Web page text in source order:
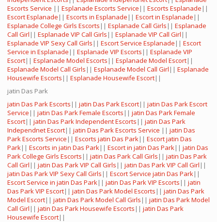
Escorts Service || Esplanade Escorts Service || Escorts Esplanade ||
Escort Esplanade || Escorts in Esplanade || Escort in Esplanade ||
Esplanade College Girls Escorts || Esplanade Call Girls || Esplanade
Call Girl || Esplanade VIP Call Girls || Esplanade VIP Call Girl ||
Esplanade VIP Sexy Call Girls || Escort Service Esplanade || Escort
Service in Esplanade || Esplanade VIP Escorts || Esplanade VIP
Escort|| Esplanade Model Escorts || Esplanade Model Escort||
Esplanade Model Call Girls || Esplanade Model Call Girl || Esplanade
Housewife Escorts || Esplanade Housewife Escort||
jatin Das Park
jatin Das Park Escorts || jatin Das Park Escort|| jatin Das Park Escort
Service || jatin Das Park Female Escorts || jatin Das Park Female
Escort|| jatin Das Park Independent Escorts || jatin Das Park
Independnet Escort|| jatin Das Park Escorts Service || jatin Das
Park Escorts Service || Escorts jatin Das Park|| Escort jatin Das
Park|| Escorts in jatin Das Park|| Escort in jatin Das Park|| jatin Das
Park College Girls Escorts || jatin Das Park Call Girls || jatin Das Park
Call Girl || jatin Das Park VIP Call Girls || jatin Das Park VIP Call Girl ||
jatin Das Park VIP Sexy Call Girls || Escort Service jatin Das Park||
Escort Service in jatin Das Park|| jatin Das Park VIP Escorts || jatin
Das Park VIP Escort|| jatin Das Park Model Escorts || jatin Das Park
Model Escort|| jatin Das Park Model Call Girls || jatin Das Park Model
Call Girl || jatin Das Park Housewife Escorts || jatin Das Park
Housewife Escort||